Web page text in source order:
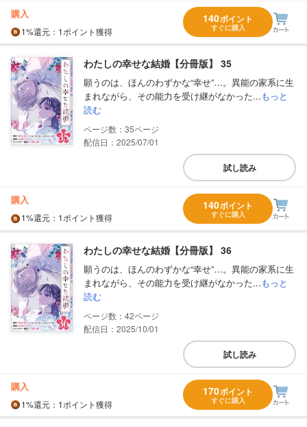
購入
1%還元 ：1ポイント獲得
140ポイント
すぐに購入
わたしの幸せな結婚【分冊版】 35
願うのは、ほんのわずかな“幸せ”…。異能の家系に生
まれながら、その能力を受け継がなかった...もっと
読む
35
配信日：2025/07/01
試し読み
購入
1%還元 ：1ポイント獲得
140ポイント
すぐに購入
わたしの幸せな結婚【分冊版】 36
願うのは、ほんのわずかな“幸せ”…。異能の家系に生
まれながら、その能力を受け継がなかった...もっと
読む
42
配信日：2025/10/01
試し読み
購入
1%還元 ：1ポイント獲得
170ポイント
すぐに購入